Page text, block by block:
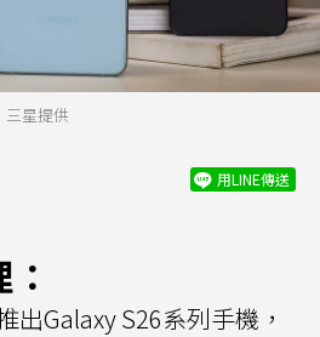
三星提供
用LINE傳送
出Galaxy S26系列手機，